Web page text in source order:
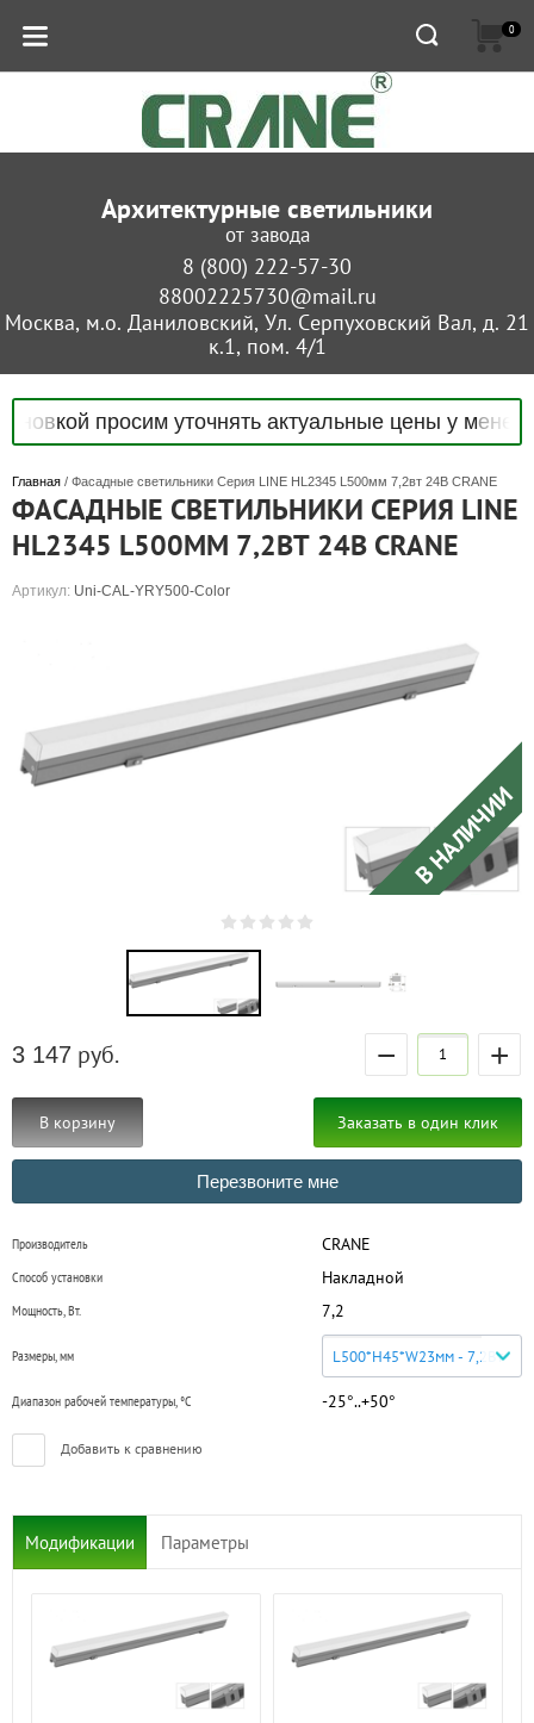
Архитектурные светильники
от завода
8 (800) 222-57-30
88002225730@mail.ru
Москва, м.о. Даниловский, Ул. Серпуховский Вал, д. 21
к.1, пом. 4/1
0
просим уточнять актуальные цены у
Главная / Фасадные светильники Серия LINE HL2345 L500мм 7,2вт 24В CRANE
ФАСАДНЫЕ СВЕТИЛЬНИКИ СЕРИЯ LINE
HL2345 L500ММ 7,2ВТ 24В CRANE
Артикул: Uni-CAL-YRY500-Color
В НАЛИЧИИ
3 147 руб. − +
В корзину Заказать в один клик
Перезвоните мне
Производитель CRANE
Способ установки Накладной
Мощность, Вт. 7,2
Размеры, мм L500*H45*W23мм - 7,2Вт
Диапазон рабочей температуры, °C -25°..+50°
Добавить к сравнению
Модификации Параметры